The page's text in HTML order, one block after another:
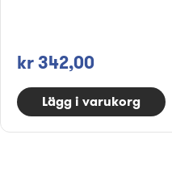
kr 342,00
Lägg i varukorg